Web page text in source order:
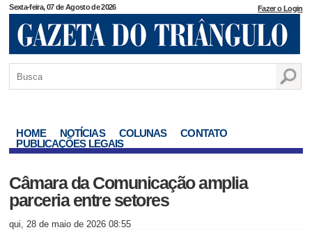
Sexta-feira, 07 de Agosto de 2026 Fazer o Login
HOME NOTÍCIAS COLUNAS
CONTATO
PUBLICAÇÕES LEGAIS
Câmara da Comunicação amplia
parceria entre setores
qui, 28 de maio de 2026 08:55